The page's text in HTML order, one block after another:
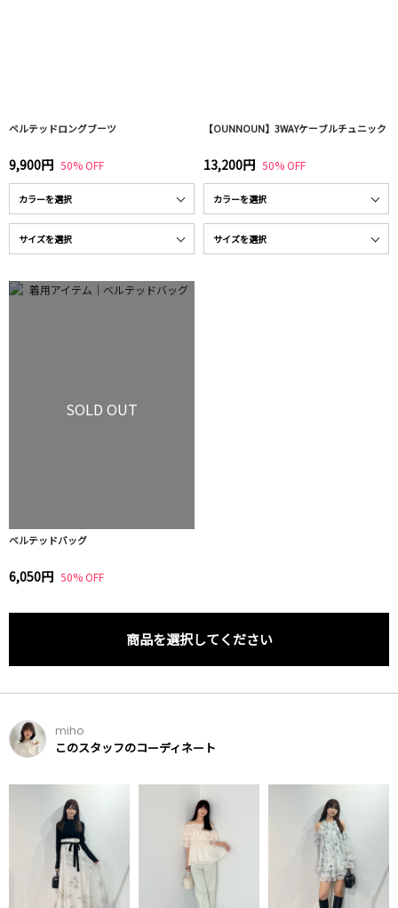
ベルテッドロングブーツ
9,900円 50% OFF
【OUNNOUN】3WAYケーブルチュニック
13,200円 50% OFF
SOLD OUT
ベルテッドバッグ
6,050円 50% OFF
商品を選択してください
miho
このスタッフのコーディネート